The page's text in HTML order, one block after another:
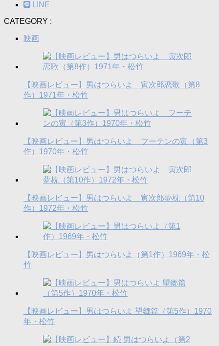
LINE
CATEGORY :
映画
【映画レビュー】男はつらいよ 寅次郎恋歌（第8
作）1971年・松竹
【映画レビュー】男はつらいよ フーテンの寅（第3
作）1970年・松竹
【映画レビュー】男はつらいよ 寅次郎夢枕（第10
作）1972年・松竹
【映画レビュー】男はつらいよ（第1作）1969年・松
竹
【映画レビュー】男はつらいよ 望郷篇（第5作）1970
年・松竹